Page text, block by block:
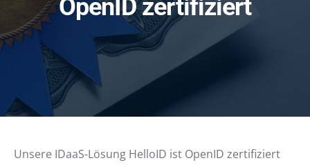
OpenID zertifiziert
Unsere IDaaS-Lösung HelloID ist OpenID zertifiziert